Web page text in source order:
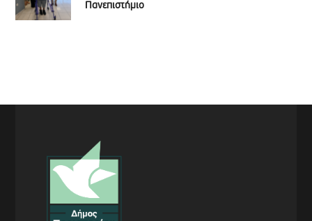
Πανεπιστήμιο